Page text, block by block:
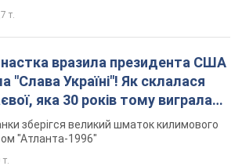
т.
вразила президента США
"Слава Україні"! Як склалася
яка 30 років тому виграла
зберігся великий шматок килимового
"Атланта-1996"
т.